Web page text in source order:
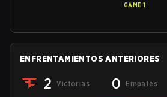
GAME 1
ENFRENTAMIENTOS ANTERIORES
2 Victorias 0 Empates